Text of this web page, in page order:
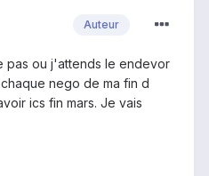
Auteur
pas ou j'attends le endevor
nego de ma fin d
ics fin mars. Je vais